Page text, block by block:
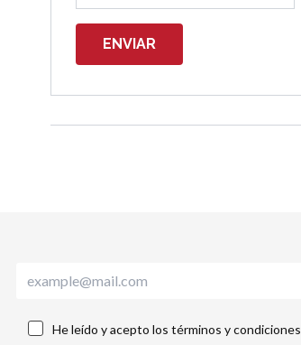
He leído y acepto los términos y condiciones